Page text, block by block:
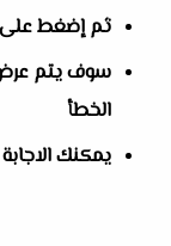
ثم إضغط على
سوف يتم عرض
الخطأ
يمكنك